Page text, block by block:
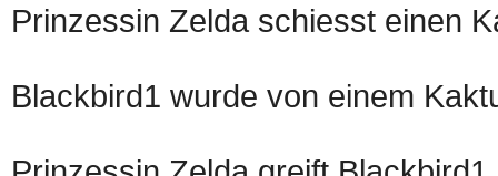
Prinzessin Zelda schiesst einen
Blackbird1 wurde von einem